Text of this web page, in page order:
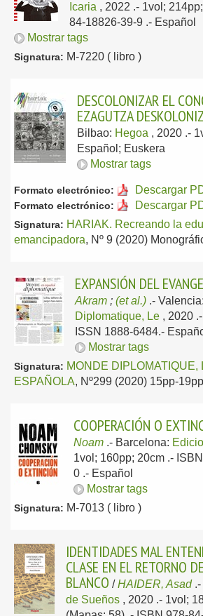
Icaria , 2022 .- 1vol;
84-18826-39-9 .- Español
Mostrar tags
Signatura: M-7220 ( libro )
DESCOLONIZAR EL
EZAGUTZA
Bilbao: Hegoa , 2020 .-
Español; Euskera
Mostrar tags
Formato electrónico: Descargar
Formato electrónico: Descargar
Signatura: HARIAK. Recreando la
emancipadora, Nº 9 (2020)
EXPANSIÓN DEL
Akram ; (et al.) .- Valencia:
Diplomatique, Le , 2020
ISSN 1888-6484.-
Mostrar tags
Signatura: MONDE DIPLOMATIQUE,
ESPAÑOLA, Nº299 (2020) 15pp-
COOPERACIÓN O
Noam .- Barcelona:
1vol; 160pp; 20cm .-
0 .- Español
Mostrar tags
Signatura: M-7013 ( libro )
IDENTIDADES MAL
CLASE EN EL RETORNO
BLANCO /HAIDER, Asad .-
de Sueños , 2020 .- 1vol;